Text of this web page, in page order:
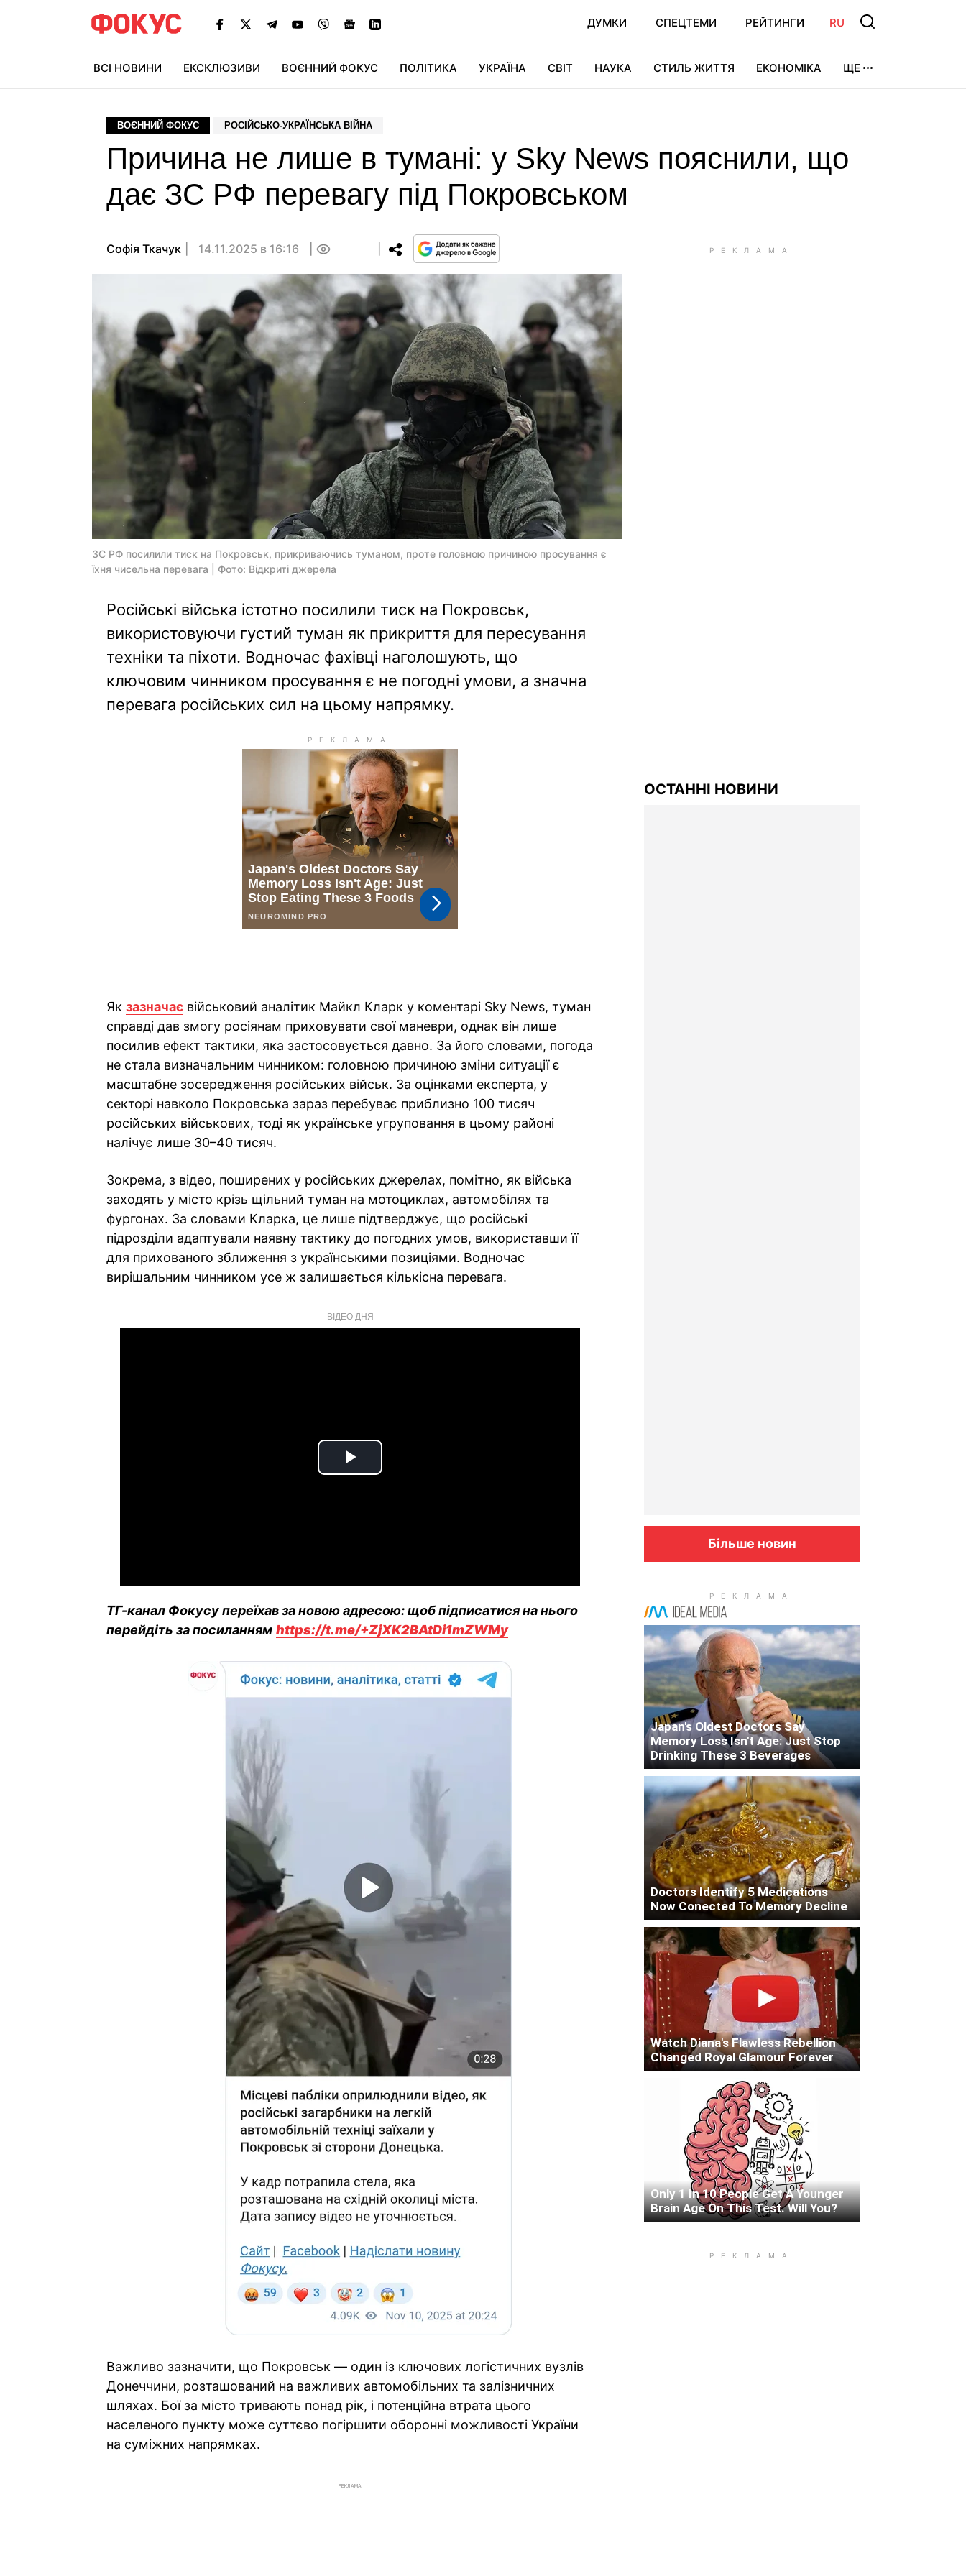
ДУМКИ СПЕЦТЕМИ РЕЙТИНГИ RU
ВСІ НОВИНИ ЕКСКЛЮЗИВИ ВОЄННИЙ ФОКУС ПОЛІТИКА УКРАЇНА СВІТ НАУКА СТИЛЬ ЖИТТЯ ЕКОНОМІКА ЩЕ
ВОЄННИЙ ФОКУС РОСІЙСЬКО-УКРАЇНСЬКА ВІЙНА
Причина не лише в тумані: у Sky News пояснили, що
дає ЗС РФ перевагу під Покровськом
Софія Ткачук 14.11.2025 в 16:16
ЗС РФ посилили тиск на Покровськ, прикриваючись туманом, проте головною причиною просування є
їхня чисельна перевага | Фото: Відкриті джерела
Російські війська істотно посилили тиск на Покровськ,
використовуючи густий туман як прикриття для пересування
техніки та піхоти. Водночас фахівці наголошують, що
ключовим чинником просування є не погодні умови, а значна
перевага російських сил на цьому напрямку.
Як зазначає військовий аналітик Майкл Кларк у коментарі Sky News, туман
справді дав змогу росіянам приховувати свої маневри, однак він лише
посилив ефект тактики, яка застосовується давно. За його словами, погода
не стала визначальним чинником: головною причиною зміни ситуації є
масштабне зосередження російських військ. За оцінками експерта, у
секторі навколо Покровська зараз перебуває приблизно 100 тисяч
російських військових, тоді як українське угруповання в цьому районі
налічує лише 30–40 тисяч.
Зокрема, з відео, поширених у російських джерелах, помітно, як війська
заходять у місто крізь щільний туман на мотоциклах, автомобілях та
фургонах. За словами Кларка, це лише підтверджує, що російські
підрозділи адаптували наявну тактику до погодних умов, використавши її
для прихованого зближення з українськими позиціями. Водночас
вирішальним чинником усе ж залишається кількісна перевага.
ВІДЕО ДНЯ
Play
ТГ-канал Фокусу переїхав за новою адресою: щоб підписатися на нього
перейдіть за посиланням https://t.me/+ZjXK2BAtDi1mZWMy
Важливо зазначити, що Покровськ — один із ключових логістичних вузлів
Донеччини, розташований на важливих автомобільних та залізничних
шляхах. Бої за місто тривають понад рік, і потенційна втрата цього
населеного пункту може суттєво погіршити оборонні можливості України
на суміжних напрямках.
РЕКЛАМА
ОСТАННІ НОВИНИ
Більше новин
Japan's Oldest Doctors Say
Memory Loss Isn't Age: Just Stop
Drinking These 3 Beverages
Doctors Identify 5 Medications
Now Conected To Memory Decline
Watch Diana's Flawless Rebellion
Changed Royal Glamour Forever
Only 1 In 10 People Get A Younger
Brain Age On This Test. Will You?